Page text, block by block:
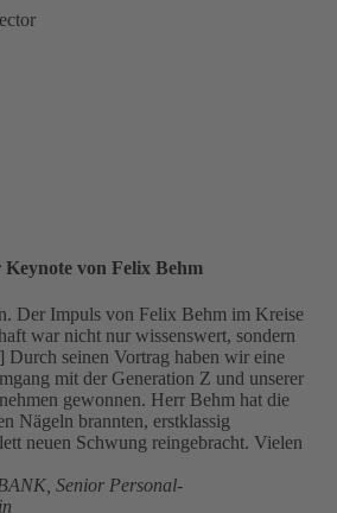
von Felix Behm
Der Impuls von Felix Behm im Kreise
war nicht nur wissenswert, sondern
Durch seinen Vortrag haben wir eine
mit der Generation Z und unserer
gewonnen. Herr Behm hat die
Nägeln brannten, erstklassig
neuen Schwung reingebracht. Vielen
Senior Personal-